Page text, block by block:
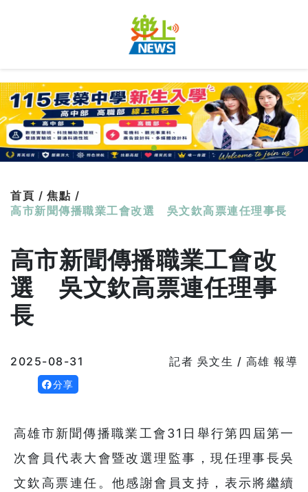
首頁 / 焦點 /
高市新聞傳播職業工會改選 吳文欽高票連任理事長
高市新聞傳播職業工會改
選 吳文欽高票連任理事
長
2025-08-31 記者 吳文生 / 高雄 報導
分享
高雄市新聞傳播職業工會31日舉行第四屆第一
次會員代表大會暨改選理監事，現任理事長吳
文欽高票連任。他感謝會員支持，表示將繼續